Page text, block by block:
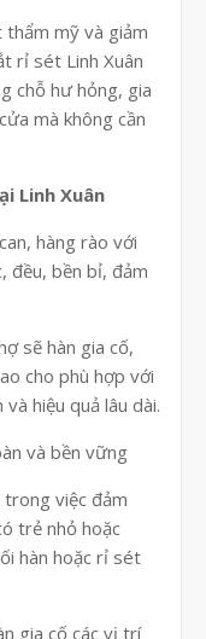
thẩm mỹ và giảm
rỉ sét Linh Xuân
chỗ hư hỏng, gia
mà không cần
Linh Xuân
hàng rào với
đều, bền bỉ, đảm
sẽ hàn gia cố,
cho phù hợp với
hiệu quả lâu dài.
và bền vững
trong việc đảm
trẻ nhỏ hoặc
hàn hoặc rỉ sét
gia cố các vị trí